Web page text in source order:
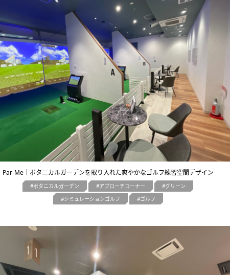
Par-Me｜ボタニカルガーデンを取り入れた爽やかなゴルフ練習空間デザイン
ボタニカルガーデン アプローチコーナー
グリーン
シミュレーションゴルフ
ゴルフ